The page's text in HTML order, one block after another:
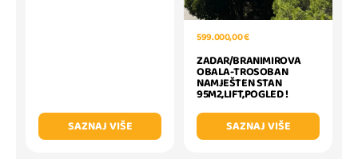
SAZNAJ VIŠE
599.000,00 €
ZADAR/BRANIMIROVA
OBALA-TROSOBAN
NAMJEŠTEN STAN
95M2,LIFT,POGLED !
SAZNAJ VIŠE